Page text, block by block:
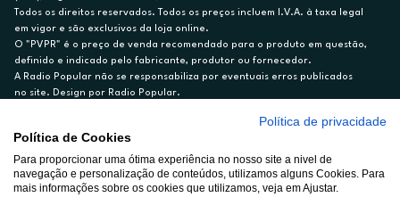
Todos os direitos reservados. Todos os preços incluem I.V.A. à taxa legal
em vigor e são exclusivos da loja online.
O "PVPR" é o preço de venda recomendado para o produto em questão,
definido e indicado pelo fabricante, produtor ou fornecedor.
A Radio Popular não se responsabiliza por eventuais erros publicados
no site. Design por Radio Popular.
Ex. para limite de crédito de €1.500, reembolsado em 12 meses, TAN
14,79%.
Crédito sujeito a aprovação pelo Cetelem, marca BNP Paribas Personal
Finance, S.A., Sucursal em Portugal. Informe-se no 21 721 90 00 (dias
Política de privacidade
Política de Cookies
Para proporcionar uma ótima experiência no nosso site a nivel de
navegação e personalização de conteúdos, utilizamos alguns Cookies. Para
mais informações sobre os cookies que utilizamos, veja em Ajustar.